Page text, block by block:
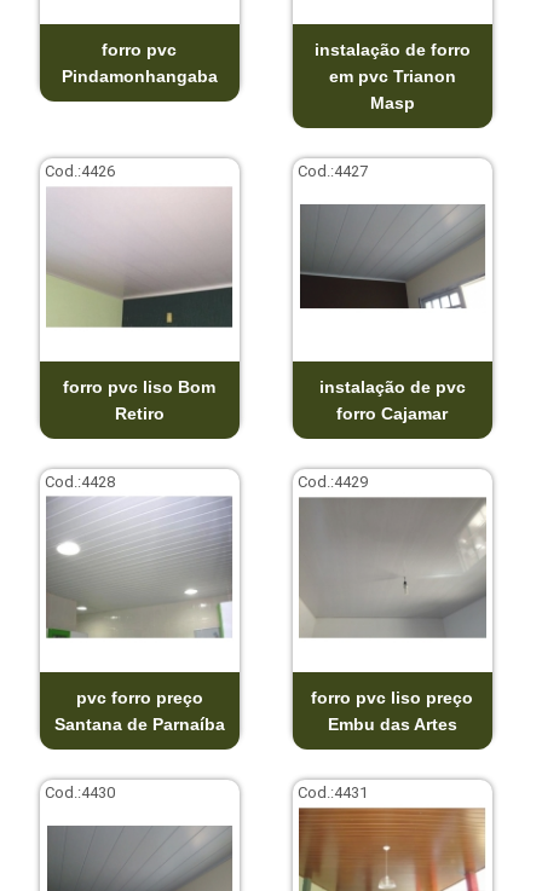
forro pvc
Pindamonhangaba
instalação de forro
em pvc Trianon
Masp
Cod.:4426
forro pvc liso Bom
Retiro
Cod.:4427
instalação de pvc
forro Cajamar
Cod.:4428
pvc forro preço
Santana de Parnaíba
Cod.:4429
forro pvc liso preço
Embu das Artes
Cod.:4430 Cod.:4431